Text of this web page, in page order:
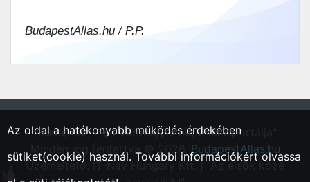
BudapestAllas.hu / P.P.
"Budapest, Pest vármegyei régió állásportálja"
Minden jog fentartva © 2026. BudapestAllas.hu
Üzemeltető: IT-Nav Hungary Kft. | "Az elsők közé
Az oldal a hatékonyabb működés érdekében
sütiket(cookie) használ. További információkért olvassa